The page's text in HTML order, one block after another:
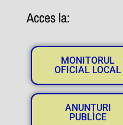
Acces la:
MONITORUL
OFICIAL LOCAL
ANUNȚURI
PUBLICE